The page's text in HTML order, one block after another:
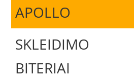
APOLLO
SKLEIDIMO
BITERIAI